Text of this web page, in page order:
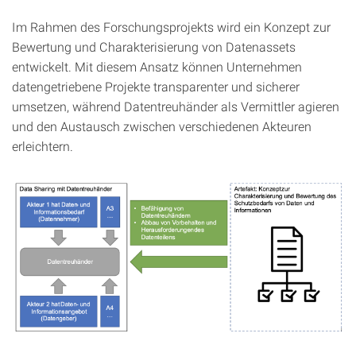
Im Rahmen des Forschungsprojekts wird ein Konzept zur
Bewertung und Charakterisierung von Datenassets
entwickelt. Mit diesem Ansatz können Unternehmen
datengetriebene Projekte transparenter und sicherer
umsetzen, während Datentreuhänder als Vermittler agieren
und den Austausch zwischen verschiedenen Akteuren
erleichtern.